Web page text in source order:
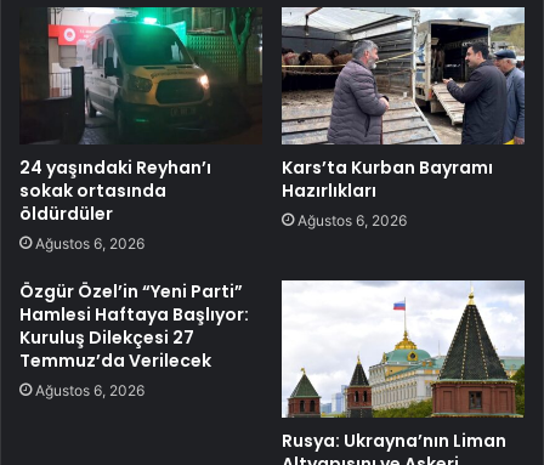
24 yaşındaki Reyhan’ı
sokak ortasında
öldürdüler
Ağustos 6, 2026
Kars’ta Kurban Bayramı
Hazırlıkları
Ağustos 6, 2026
Özgür Özel’in “Yeni Parti”
Hamlesi Haftaya Başlıyor:
Kuruluş Dilekçesi 27
Temmuz’da Verilecek
Ağustos 6, 2026
Rusya: Ukrayna’nın Liman